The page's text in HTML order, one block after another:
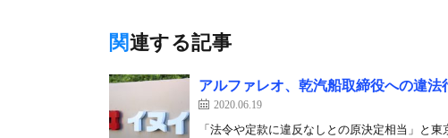
関連する記事
アルファレオ、乾汽船取締役への違
2020.06.19
「法令や定款に違反なしとの原決定相当」と